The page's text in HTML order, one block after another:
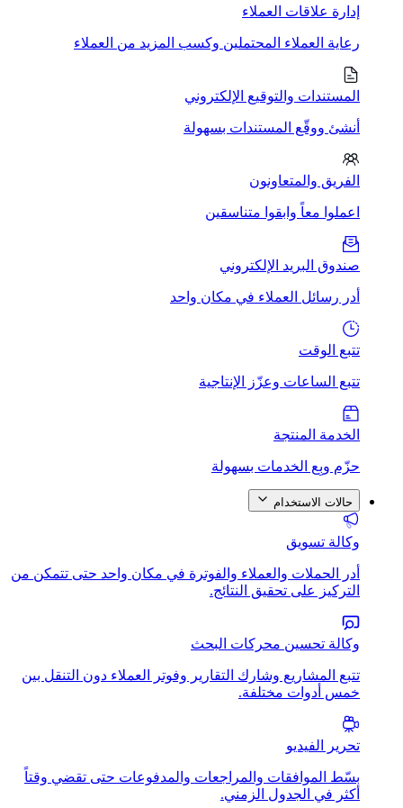
إدارة علاقات العملاء
رعاية العملاء المحتملين وكسب المزيد من العملاء
المستندات والتوقيع الإلكتروني
أنشئ ووقّع المستندات بسهولة
الفريق والمتعاونون
اعملوا معاً وابقوا متناسقين
صندوق البريد الإلكتروني
أدر رسائل العملاء في مكان واحد
تتبع الوقت
تتبع الساعات وعزّز الإنتاجية
الخدمة المنتجة
حزّم وبِع الخدمات بسهولة
حالات الاستخدام
وكالة تسويق
أدر الحملات والعملاء والفوترة في مكان واحد حتى تتمكن من
التركيز على تحقيق النتائج.
وكالة تحسين محركات البحث
تتبع المشاريع وشارك التقارير وفوتر العملاء دون التنقل بين
خمس أدوات مختلفة.
تحرير الفيديو
بسّط الموافقات والمراجعات والمدفوعات حتى تقضي وقتاً
أكثر في الجدول الزمني.